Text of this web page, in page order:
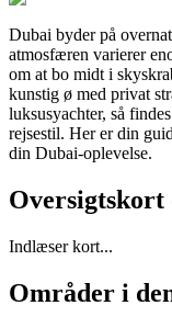
Dubai byder på
atmosfæren varierer
om at bo midt i
kunstig ø med privat
luksusyachter, så
rejsestil. Her er din
din Dubai-oplevelse.
Indlæser kort...
Områder i